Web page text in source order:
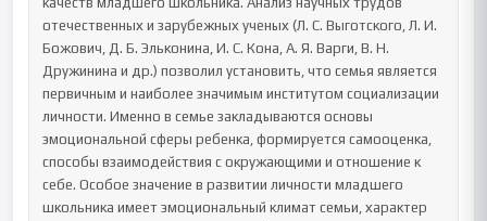
отечественных и зарубежных ученых (Л. С. Выготского, Л. И.
Божович, Д. Б. Эльконина, И. С. Кона, А. Я. Варги, В. Н.
Дружинина и др.) позволил установить, что семья является
первичным и наиболее значимым институтом социализации
личности. Именно в семье закладываются основы
эмоциональной сферы ребенка, формируется самооценка,
способы взаимодействия с окружающими и отношение к
себе. Особое значение в развитии личности младшего
школьника имеет эмоциональный климат семьи, характер